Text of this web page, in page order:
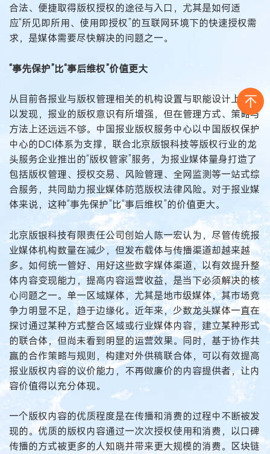
合法、便捷取得版权授权的途径与入口，尤其是如何适
应“所见即所用、使用即授权”的互联网环境下的快速授权需
求，是媒体需要尽快解决的问题之一。
“事先保护”比“事后维权”价值更大
从目前各报业与版权管理相关的机构设置与职能设计上就可
以发现，报业的版权意识有所增强，但在管理方式、策略与
方法上还远远不够。中国报业版权服务中心以中国版权保护
中心的DCI体系为支撑，联合北京版银科技等版权行业的龙
头服务企业推出的“版权管家”服务，为报业媒体量身打造了
包括版权管理、授权交易、风险管理、全网监测等一站式综
合服务，共同助力报业媒体防范版权法律风险。对于报业媒
体来说，这种“事先保护”比“事后维权”的价值更大。
北京版银科技有限责任公司创始人陈一宏认为，尽管传统报
业媒体机构数量在减少，但发布载体与传播渠道却越来越
多。如何统一管好、用好这些数字媒体渠道，以有效提升整
体内容变现能力，提高内容运营收益，是当下必须解决的核
心问题之一。单一区域媒体，尤其是地市级媒体，其市场竞
争力明显不足，趋于边缘化。近年来，少数龙头媒体一直在
探讨通过某种方式整合区域或行业媒体内容，建立某种形式
的联合体，但尚未看到明显的运营效果。同时，基于协作共
赢的合作策略与规则，构建对外供稿联合体，可以有效提高
报业版权内容的议价能力，不再做廉价的内容提供者，让内
容价值得以充分体现。
一个版权内容的优质程度是在传播和消费的过程中不断被发
现的。优质的版权内容通过一次次授权使用和消费，以口碑
传播的方式被更多的人知晓并带来更大规模的消费。区块链